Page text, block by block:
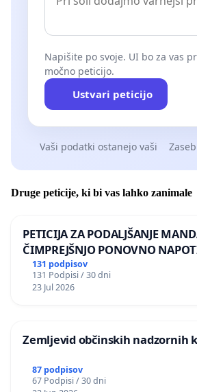
Napišite po svoje. UI bo za vas
močno peticijo.
Ustvari peticijo
Vaši podatki ostanejo vaši
Druge peticije, ki bi vas lahko zanimale
PETICIJA ZA PODALJŠANJE
ČIMPREJŠNJO PONOVNO
BERNARDA ŠRAJNERJA NA
REPUBLIKE SLOVENIJE V MOSKVI
131 podpisov
131 Podpisi / 30 dni
23 Jul 2026
Zemljevid občinskih nadzornih
87 podpisov
67 Podpisi / 30 dni